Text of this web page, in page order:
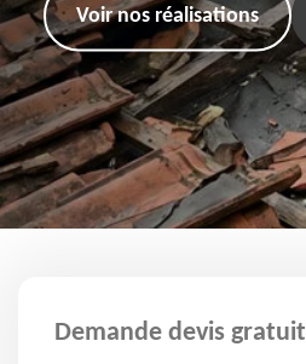
Voir nos réalisations
Demande devis gratuit